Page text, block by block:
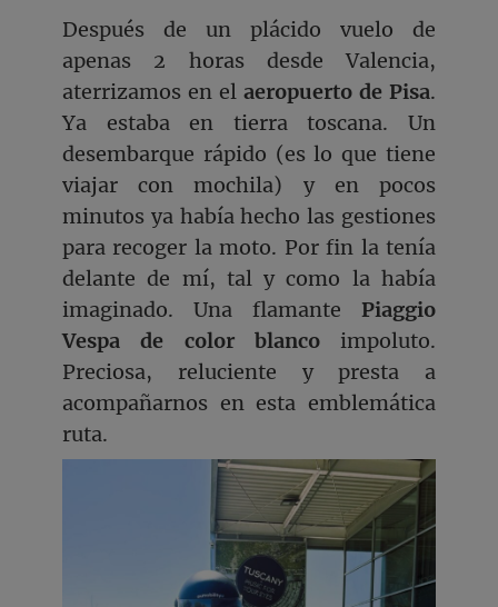
Después de un plácido vuelo de
apenas 2 horas desde Valencia,
aterrizamos en el aeropuerto de Pisa.
Ya estaba en tierra toscana. Un
desembarque rápido (es lo que tiene
viajar con mochila) y en pocos
minutos ya había hecho las gestiones
para recoger la moto. Por fin la tenía
delante de mí, tal y como la había
imaginado. Una flamante Piaggio
Vespa de color blancoimpoluto.
Preciosa, reluciente y presta a
acompañarnos en esta emblemática
ruta.